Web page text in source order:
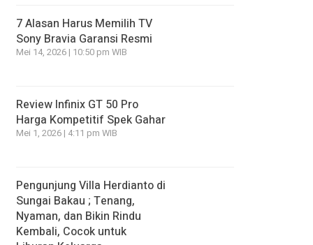
7 Alasan Harus Memilih TV
Sony Bravia Garansi Resmi
Mei 14, 2026 | 10:50 pm WIB
Review Infinix GT 50 Pro
Harga Kompetitif Spek Gahar
Mei 1, 2026 | 4:11 pm WIB
Pengunjung Villa Herdianto di
Sungai Bakau ; Tenang,
Nyaman, dan Bikin Rindu
Kembali, Cocok untuk